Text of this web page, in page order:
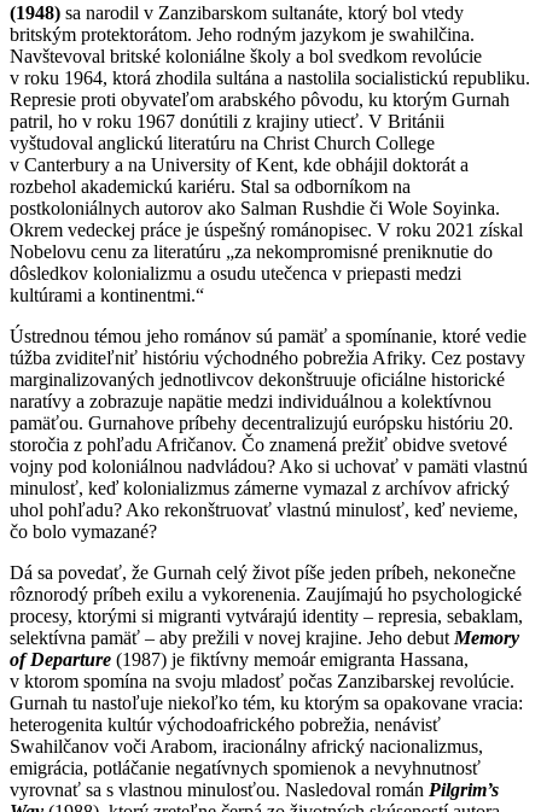
(1948) sa narodil v Zanzibarskom sultanáte, ktorý bol vtedy
britským protektorátom. Jeho rodným jazykom je swahilčina.
Navštevoval britské koloniálne školy a bol svedkom revolúcie
v roku 1964, ktorá zhodila sultána a nastolila socialistickú republiku.
Represie proti obyvateľom arabského pôvodu, ku ktorým Gurnah
patril, ho v roku 1967 donútili z krajiny utiecť. V Británii
vyštudoval anglickú literatúru na Christ Church College
v Canterbury a na University of Kent, kde obhájil doktorát a
rozbehol akademickú kariéru. Stal sa odborníkom na
postkoloniálnych autorov ako Salman Rushdie či Wole Soyinka.
Okrem vedeckej práce je úspešný románopisec. V roku 2021 získal
Nobelovu cenu za literatúru „za nekompromisné preniknutie do
dôsledkov kolonializmu a osudu utečenca v priepasti medzi
kultúrami a kontinentmi.“
Ústrednou témou jeho románov sú pamäť a spomínanie, ktoré vedie
túžba zviditeľniť históriu východného pobrežia Afriky. Cez postavy
marginalizovaných jednotlivcov dekonštruuje oficiálne historické
naratívy a zobrazuje napätie medzi individuálnou a kolektívnou
pamäťou. Gurnahove príbehy decentralizujú európsku históriu 20.
storočia z pohľadu Afričanov. Čo znamená prežiť obidve svetové
vojny pod koloniálnou nadvládou? Ako si uchovať v pamäti vlastnú
minulosť, keď kolonializmus zámerne vymazal z archívov africký
uhol pohľadu? Ako rekonštruovať vlastnú minulosť, keď nevieme,
čo bolo vymazané?
Dá sa povedať, že Gurnah celý život píše jeden príbeh, nekonečne
rôznorodý príbeh exilu a vykorenenia. Zaujímajú ho psychologické
procesy, ktorými si migranti vytvárajú identity – represia, sebaklam,
selektívna pamäť – aby prežili v novej krajine. Jeho debut Memory
of Departure (1987) je fiktívny memoár emigranta Hassana,
v ktorom spomína na svoju mladosť počas Zanzibarskej revolúcie.
Gurnah tu nastoľuje niekoľko tém, ku ktorým sa opakovane vracia:
heterogenita kultúr východoafrického pobrežia, nenávisť
Swahilčanov voči Arabom, iracionálny africký nacionalizmus,
emigrácia, potláčanie negatívnych spomienok a nevyhnutnosť
vyrovnať sa s vlastnou minulosťou. Nasledoval román Pilgrim’s